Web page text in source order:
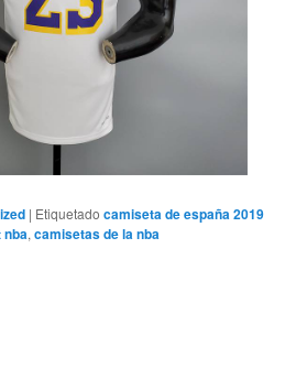
| Etiquetado camiseta de españa 2019
nba,camisetas de la nba